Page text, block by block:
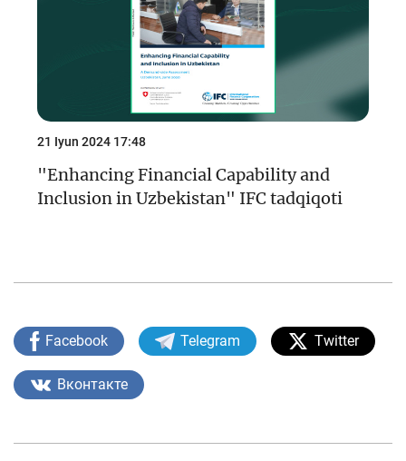
21 Iyun 2024 17:48
"Enhancing Financial Capability and
Inclusion in Uzbekistan" IFC tadqiqoti
Facebook Telegram Twitter
Вконтакте